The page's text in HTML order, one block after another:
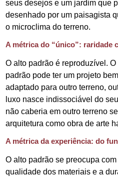
seus desejos e um jardim que
desenhado por um paisagista
o microclima do terreno.
A métrica do “único”: raridade
O alto padrão é reproduzível.
padrão pode ter um projeto
adaptado para outro terreno,
luxo nasce indissociável do
não caberia em outro terreno
arquitetura como obra de arte
A métrica da experiência: do
O alto padrão se preocupa
qualidade dos materiais e a